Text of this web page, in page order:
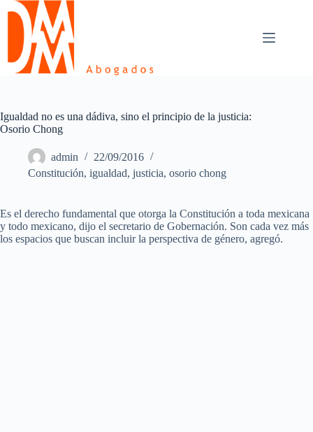
Skip
content
Igualdad no es una dádiva, sino el principio de la justicia:
Osorio Chong
admin
22/09/2016
Constitución, igualdad, justicia, osorio chong
Es el derecho fundamental que otorga la Constitución a toda mexicana
y todo mexicano, dijo el secretario de Gobernación. Son cada vez más
los espacios que buscan incluir la perspectiva de género, agregó.